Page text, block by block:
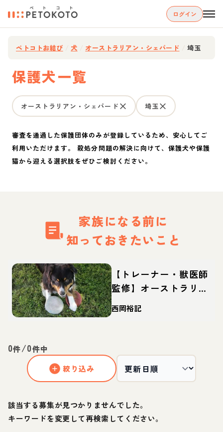
ログイン
ペトコトお結び 犬 オーストラリアン・シェパード 埼玉
保護犬一覧
オーストラリアン・シェパード 埼玉
審査を通過した保護団体のみが登録しているため、安心してご
利用いただけます。 殺処分問題の解決に向けて、保護犬や保護
猫から迎える選択肢をぜひご検討ください。
家族になる前に
知っておきたいこと
【トレーナー・獣医師
監修】オーストラリア
ンシェパードってどん
な犬？性格・特徴・育
西岡裕記
0件/0件中
絞り込み
該当する募集が見つかりませんでした。
キーワードを変更して再検索してください。